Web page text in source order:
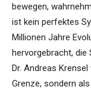
bewegen,
ist kein perfektes
Millionen Jahre
hervorgebracht, die
Dr. Andreas
Grenze, sondern